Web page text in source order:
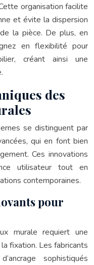
organisation facilite
et évite la dispersion
la pièce. De plus, en
en flexibilité pour
créant ainsi une
des
se distinguent par
qui en font bien
Ces innovations
utilisateur tout en
contemporaines.
pour
murale requiert une
fixation. Les fabricants
sophistiqués